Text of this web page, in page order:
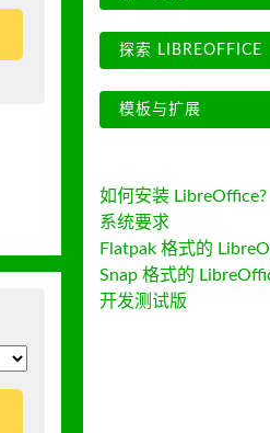
探索 LIBREOFFICE
模板与扩展
如何安装 LibreOffice?
系统要求
Flatpak 格式的
Snap 格式的
开发测试版